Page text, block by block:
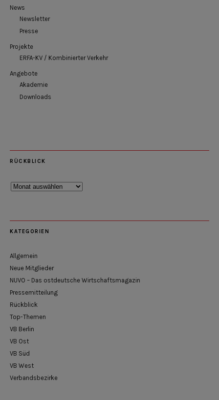
News
Newsletter
Presse
Projekte
ERFA-KV / Kombinierter Verkehr
Angebote
Akademie
Downloads
RÜCKBLICK
Rückblick
KATEGORIEN
Allgemein
Neue Mitglieder
NUVO – Das ostdeutsche Wirtschaftsmagazin
Pressemitteilung
Rückblick
Top-Themen
VB Berlin
VB Ost
VB Süd
VB West
Verbandsbezirke